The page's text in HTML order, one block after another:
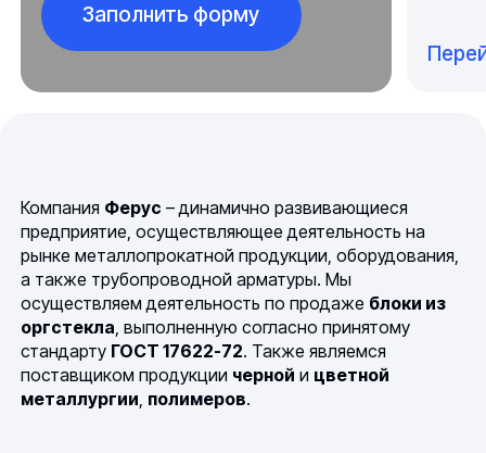
Заполнить форму
Компания Ферус – динамично развивающиеся
предприятие, осуществляющее деятельность на
рынке металлопрокатной продукции, оборудования,
а также трубопроводной арматуры. Мы
осуществляем деятельность по продаже блоки из
оргстекла, выполненную согласно принятому
стандарту ГОСТ 17622-72. Также являемся
поставщиком продукции черной и цветной
металлургии, полимеров.